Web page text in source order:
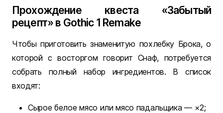
Прохождение квеста «Забытый
рецепт» в Gothic 1 Remake
Чтобы приготовить знаменитую похлебку Брока, о
которой с восторгом говорит Снаф, потребуется
собрать полный набор ингредиентов. В список
входят:
Сырое белое мясо или мясо падальщика — ×2;